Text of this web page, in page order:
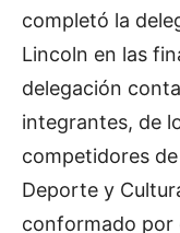
completó la
Lincoln en las
delegación
integrantes, de
competidores
Deporte y
conformado por